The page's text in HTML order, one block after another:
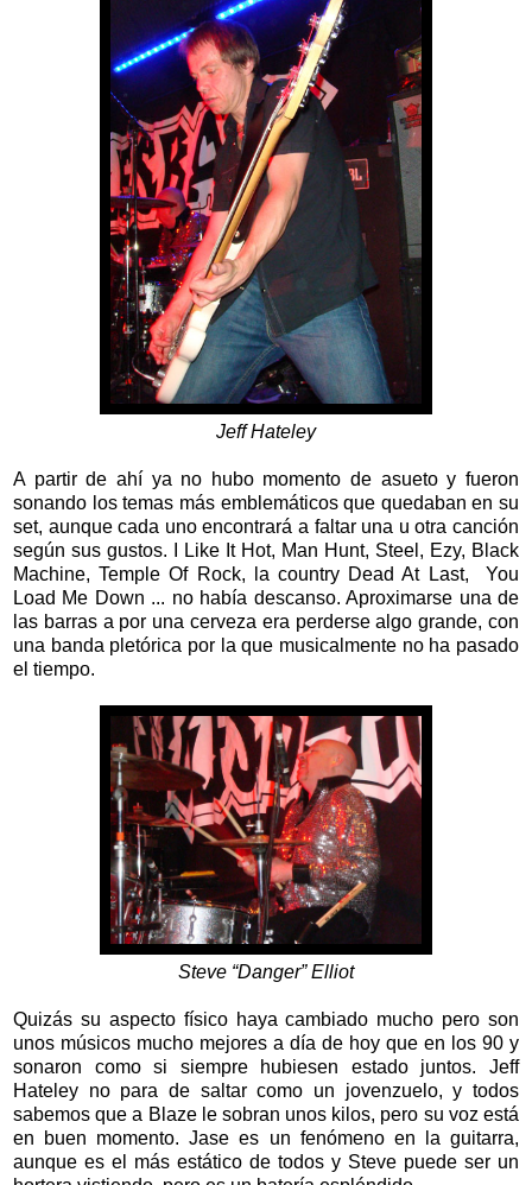
Jeff Hateley
A partir de ahí ya no hubo momento de asueto y fueron
sonando los temas más emblemáticos que quedaban en su
set, aunque cada uno encontrará a faltar una u otra canción
según sus gustos. I Like It Hot, Man Hunt, Steel, Ezy, Black
Machine, Temple Of Rock, la country Dead At Last, You
Load Me Down ... no había descanso. Aproximarse una de
las barras a por una cerveza era perderse algo grande, con
una banda pletórica por la que musicalmente no ha pasado
el tiempo.
Steve “Danger” Elliot
Quizás su aspecto físico haya cambiado mucho pero son
unos músicos mucho mejores a día de hoy que en los 90 y
sonaron como si siempre hubiesen estado juntos. Jeff
Hateley no para de saltar como un jovenzuelo, y todos
sabemos que a Blaze le sobran unos kilos, pero su voz está
en buen momento. Jase es un fenómeno en la guitarra,
aunque es el más estático de todos y Steve puede ser un